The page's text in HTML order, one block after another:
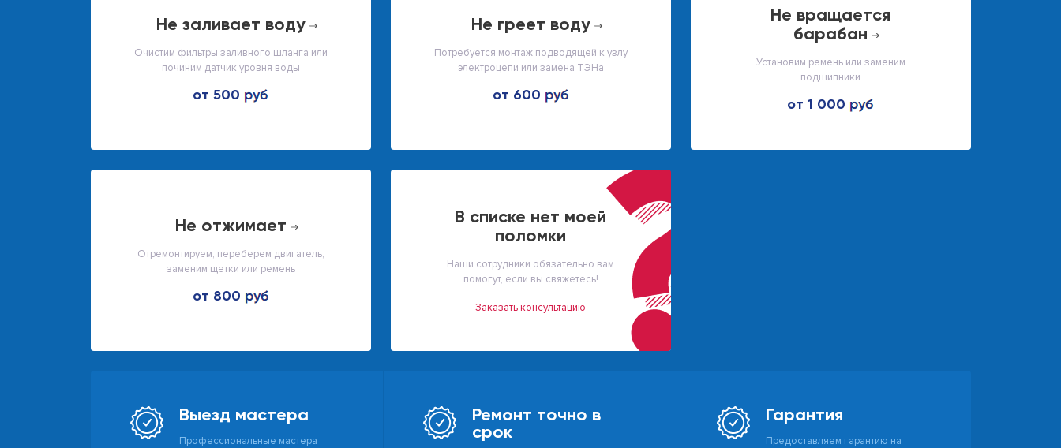
не заливает воду
Очистим фильтры заливного шланга или
починим датчик уровня воды
от 500
не греет воду
Потребуется монтаж подводящей к узлу
электроцепи или замена ТЭНа
от 600
не вращается
барабан
Установим ремень или заменим
подшипники
от 1 000
не отжимает
Отремонтируем, переберем двигатель,
заменим щетки или ремень
от 800
В списке нет моей
поломки
Наши сотрудники обязательно вам
помогут, если вы свяжетесь!
Заказать консультацию
Выезд мастера
Профессиональные мастера
Ремонт точно в
срок
Гарантия
Предоставляем гарантию на